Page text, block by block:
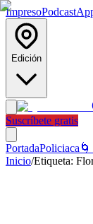
ImpresoPodcast
Edición
Suscríbete gratis
PortadaPoliciaca
Inicio/Etiqueta: